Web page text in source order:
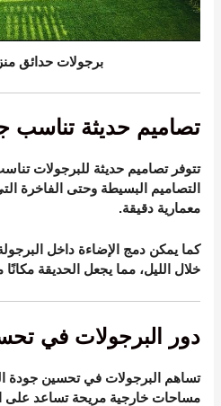
برجولات حدائق
تصاميم حديثة تناسب
تتوفر تصاميم حديثة للبرجولات
التصاميم البسيطة وحتى الفاخرة
معمارية دقيقة.
كما يمكن دمج الإضاءة داخل
خلال الليل، مما يجعل الحديقة
دور البرجولات في
تساهم البرجولات في تحسين جودة
مساحات خارجية مريحة تساعد على